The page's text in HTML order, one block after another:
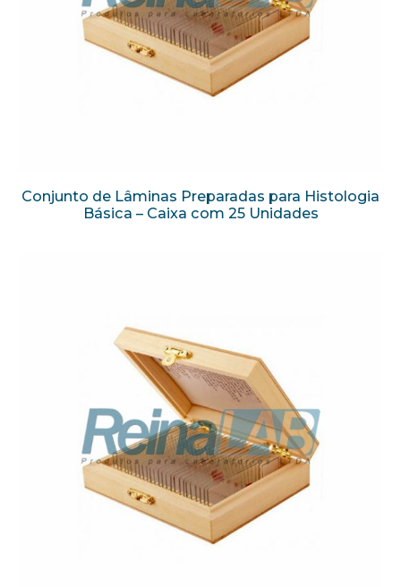
Conjunto de Lâminas Preparadas para Histologia
Básica – Caixa com 25 Unidades